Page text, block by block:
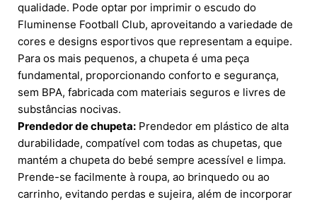
qualidade. Pode optar por imprimir o escudo do
Fluminense Football Club, aproveitando a variedade de
cores e designs esportivos que representam a equipe.
Para os mais pequenos, a chupeta é uma peça
fundamental, proporcionando conforto e segurança,
sem BPA, fabricada com materiais seguros e livres de
substâncias nocivas.
Prendedor de chupeta: Prendedor em plástico de alta
durabilidade, compatível com todas as chupetas, que
mantém a chupeta do bebé sempre acessível e limpa.
Prende-se facilmente à roupa, ao brinquedo ou ao
carrinho, evitando perdas e sujeira, além de incorporar